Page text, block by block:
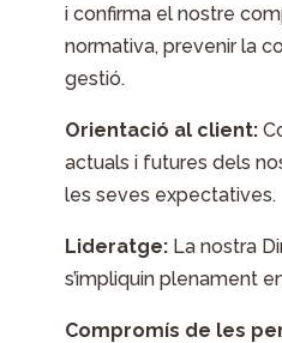
i confirma el nostre
normativa, prevenir la
gestió.
Orientació al client:
actuals i futures dels
les seves expectatives.
Lideratge:La nostra
s’impliquin plenament
Compromís de les